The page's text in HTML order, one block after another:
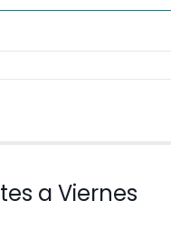
a Viernes